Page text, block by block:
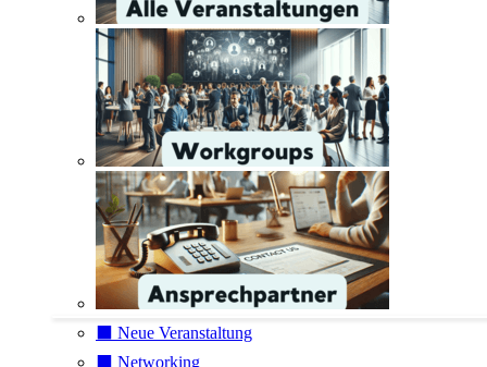
⬛️ Neue Veranstaltung
⬛️ Networking